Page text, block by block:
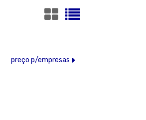
preço p/empresas